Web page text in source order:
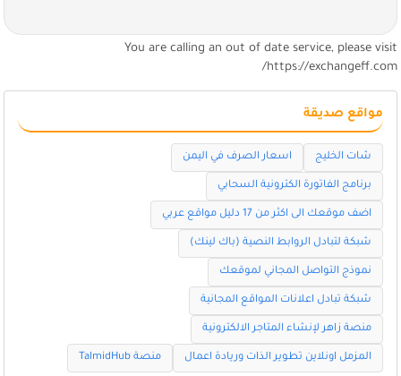
You are calling an out of date service, please visit
https://exchangeff.com/
مواقع صديقة
شات الخليج اسعار الصرف في اليمن
برنامج الفاتورة الكترونية السحابي
اضف موقعك الى اكثر من 17 دليل مواقع عربي
شبكة لتبادل الروابط النصية (باك لينك)
نموذج التواصل المجاني لموقعك
شبكة تبادل اعلانات المواقع المجانية
منصة زاهر لإنشاء المتاجر الالكترونية
المزمل اونلاين تطوير الذات وريادة اعمال منصة TalmidHub